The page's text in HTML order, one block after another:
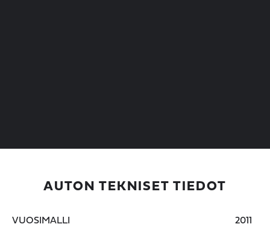
AUTON TEKNISET TIEDOT
VUOSIMALLI 2011